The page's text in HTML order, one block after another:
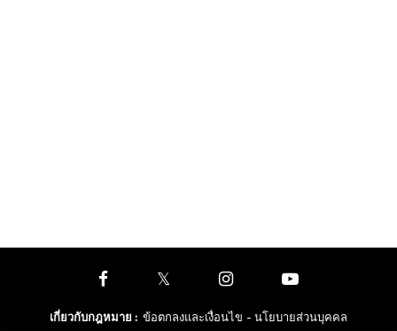
เกี่ยวกับกฎหมาย : ข้อตกลงและเงื่อนไข - นโยบายส่วนบุคคล